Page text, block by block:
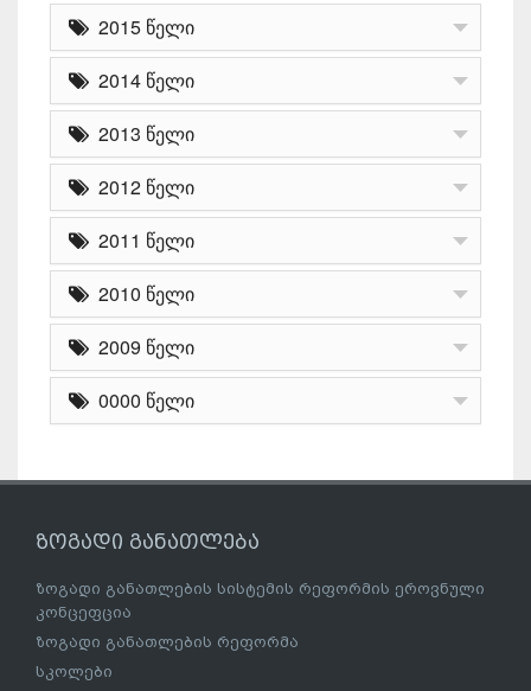
2015 წელი
2014 წელი
2013 წელი
2012 წელი
2011 წელი
2010 წელი
2009 წელი
0000 წელი
ზოგადი განათლება
ზოგადი განათლების სისტემის რეფორმის ეროვნული
კონცეფცია
ზოგადი განათლების რეფორმა
სკოლები